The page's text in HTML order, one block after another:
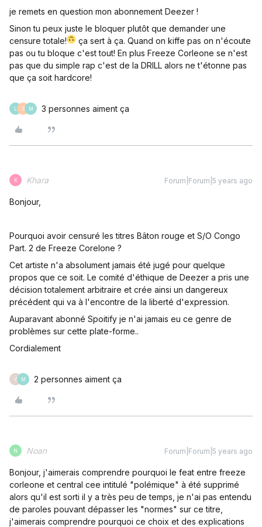
je remets en question mon abonnement Deezer !
Sinon tu peux juste le bloquer plutôt que demander une
censure totale!
ça sert à ça. Quand on kiffe pas on n'écoute
pas ou tu bloque c'est tout! En plus Freeze Corleone se n'est
pas que du simple rap c'est de la DRILL alors ne t'étonne pas
que ça soit hardcore!
S M 3 personnes aiment ça
K Khara Forum|Forum|5 years ago
Bonjour,
Pourquoi avoir censuré les titres Bâton rouge et S/O Congo
Part. 2 de Freeze Corelone ?
Cet artiste n'a absolument jamais été jugé pour quelque
propos que ce soit. Le comité d'éthique de Deezer a pris une
décision totalement arbitraire et crée ainsi un dangereux
précédent qui va à l'encontre de la liberté d'expression.
Auparavant abonné Spoitify je n'ai jamais eu ce genre de
problèmes sur cette plate-forme..
Cordialement
V M 2 personnes aiment ça
N Noan Forum|Forum|5 years ago
Bonjour, j'aimerais comprendre pourquoi le feat entre freeze
corleone et central cee intitulé "polémique" à été supprimé
alors qu'il est sorti il y a très peu de temps, je n'ai pas entendu
de paroles pouvant dépasser les "normes" sur ce titre,
j'aimerais comprendre pourquoi ce choix et des explications